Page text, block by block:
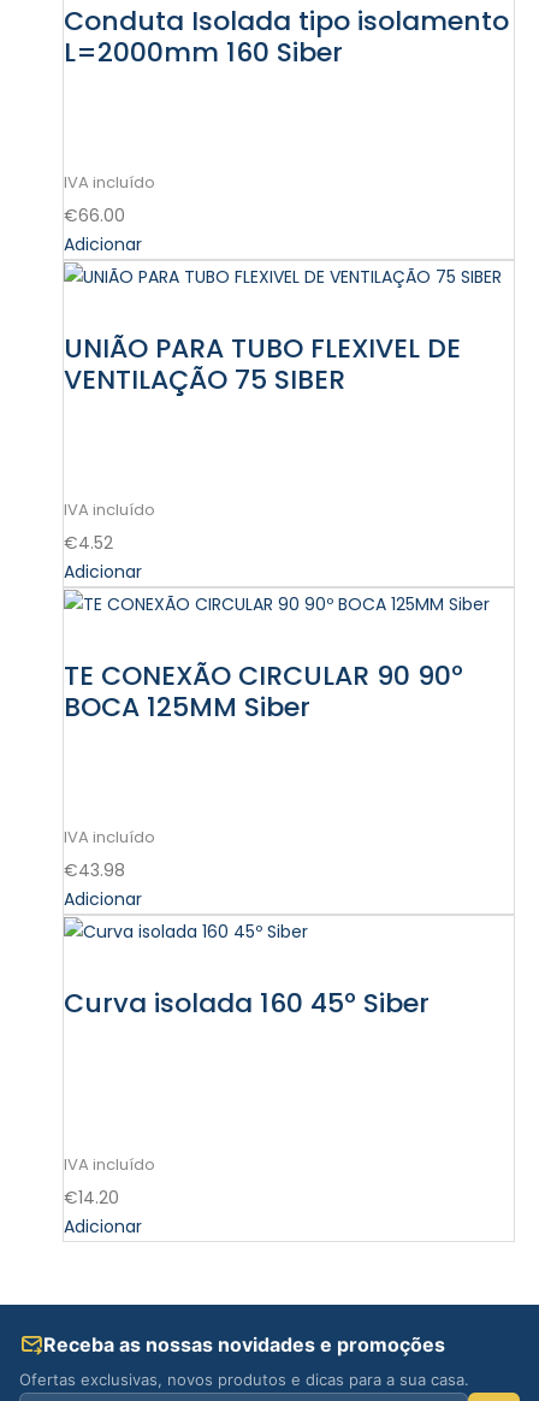
Conduta Isolada tipo isolamento
L=2000mm 160 Siber
€66.00
Adicionar
UNIÃO PARA TUBO FLEXIVEL DE
VENTILAÇÃO 75 SIBER
€4.52
Adicionar
TE CONEXÃO CIRCULAR 90 90º
BOCA 125MM Siber
€43.98
Adicionar
Curva isolada 160 45º Siber
€14.20
Adicionar
Receba as nossas novidades e promoções
Ofertas exclusivas, novos produtos e dicas para a sua casa.